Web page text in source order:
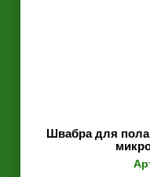
Швабра для